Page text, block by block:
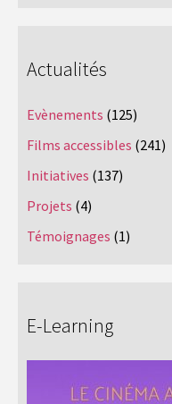
Actualités
Evènements (125)
Films accessibles (241)
Initiatives (137)
Projets (4)
Témoignages (1)
E-Learning